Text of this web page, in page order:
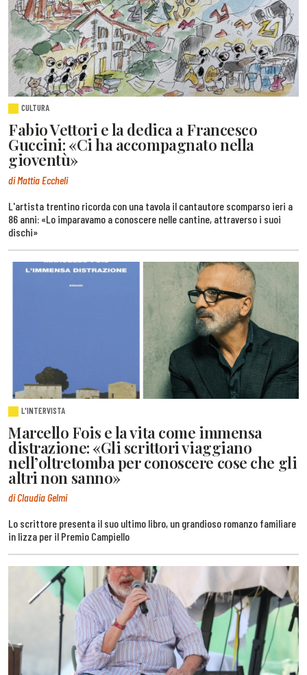
CULTURA
Fabio Vettori e la dedica a Francesco
Guccini: «Ci ha accompagnato nella
gioventù»
di Mattia Eccheli
L'artista trentino ricorda con una tavola il cantautore scomparso ieri a
86 anni: «Lo imparavamo a conoscere nelle cantine, attraverso i suoi
dischi»
L'INTERVISTA
Marcello Fois e la vita come immensa
distrazione: «Gli scrittori viaggiano
nell’oltretomba per conoscere cose che gli
altri non sanno»
di Claudia Gelmi
Lo scrittore presenta il suo ultimo libro, un grandioso romanzo familiare
in lizza per il Premio Campiello